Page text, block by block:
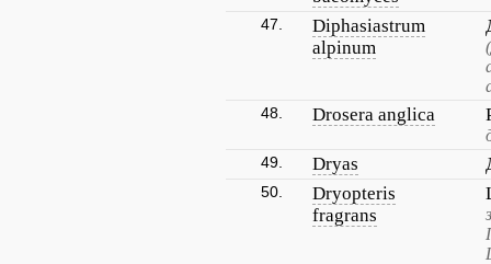
47.
Diphasiastrum
alpinum
48. Drosera anglica
49. Dryas
50.
Dryopteris
fragrans